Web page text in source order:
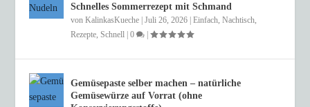
Schnelles Sommerrezept mit Schmand
vonKalinkasKueche |Juli 26, 2026 |Einfach ,Nachtisch
Rezepte ,Schnell |0 |
Gemüsepaste selber machen – natürliche
Gemüsewürze auf Vorrat (ohne